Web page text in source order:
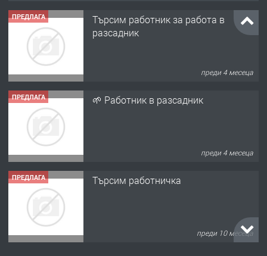
ПРЕДЛАГА
Търсим работник за работа в
разсадник
преди 4 месеца
ПРЕДЛАГА 🌱 Работник в разсадник
преди 4 месеца
ПРЕДЛАГА Търсим работничка
преди 10 месеца